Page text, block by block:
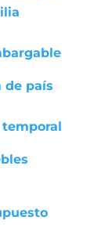
de país